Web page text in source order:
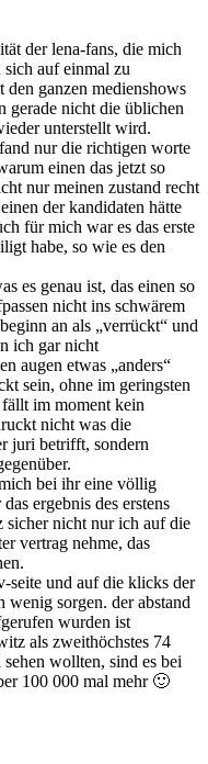
der lena-fans, die mich
auf einmal zu
den ganzen medienshows
gerade nicht die üblichen
unterstellt wird.
nur die richtigen worte
einen das jetzt so
nur meinen zustand recht
der kandidaten hätte
für mich war es das erste
habe, so wie es den
es genau ist, das einen so
nicht ins schwärem
an als „verrückt“ und
ich gar nicht
augen etwas „anders“
sein, ohne im geringsten
im moment kein
nicht was die
juri betrifft, sondern
bei ihr eine völlig
ergebnis des erstens
sicher nicht nur ich auf die
vertrag nehme, das
seite und auf die klicks der
wenig sorgen. der abstand
wurden ist
als zweithöchstes 74
wollten, sind es bei
100 000 mal mehr 🙂